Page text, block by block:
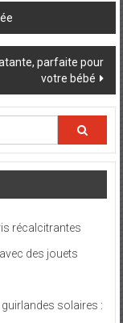
parfaite pour
votre bébé
récalcitrantes
des jouets
solaires :